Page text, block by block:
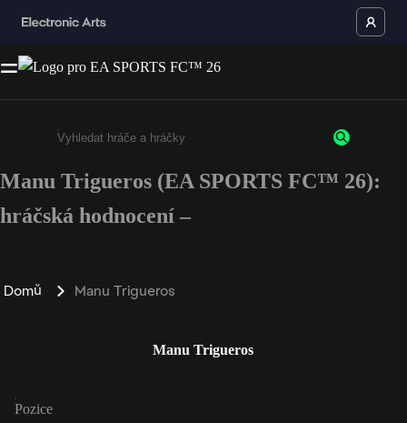
Enter a minimum of 3 characters or numbers
Manu Trigueros (EA SPORTS FC™ 26):
hráčská hodnocení –
Domů Manu Trigueros
Manu Trigueros
Pozice